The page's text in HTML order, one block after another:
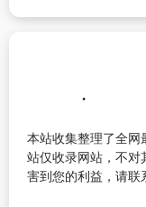
本站收集整理了全网
站仅收录网站，不对
害到您的利益，请联